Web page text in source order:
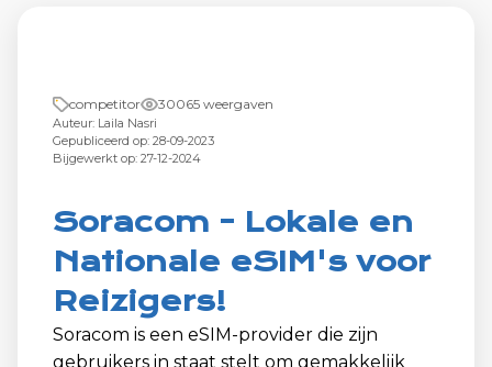
competitor 30065 weergaven
Auteur: Laila Nasri
Gepubliceerd op: 28-09-2023
Bijgewerkt op: 27-12-2024
Soracom - Lokale en
Nationale eSIM's voor
Reizigers!
Soracom is een eSIM-provider die zijn
gebruikers in staat stelt om gemakkelijk